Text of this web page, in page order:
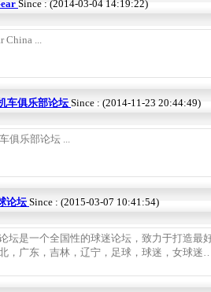
Since : (2014-03-04 14:19:22)
China ...
车俱乐部论坛Since : (2014-11-23 20:44:49)
俱乐部论坛 ...
论坛Since : (2015-03-07 10:41:54)
坛是一个全国性的球迷论坛，致力于打造最
，广东，吉林，辽宁，足球，球迷，女球